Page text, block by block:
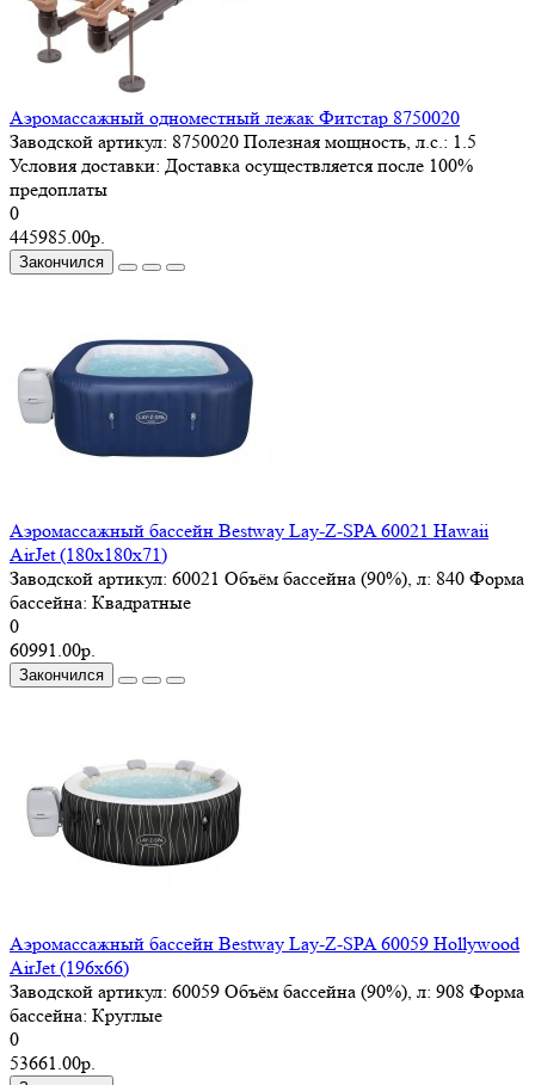
Аэромассажный одноместный лежак Фитстар 8750020
Заводской артикул: 8750020 Полезная мощность, л.с.: 1.5
Условия доставки: Доставка осуществляется после 100%
предоплаты
0
445985.00р.
Закончился
Аэромассажный бассейн Bestway Lay-Z-SPA 60021 Hawaii
AirJet (180х180х71)
Заводской артикул: 60021 Объём бассейна (90%), л: 840 Форма
басcейна: Квадратные
0
60991.00р.
Закончился
Аэромассажный бассейн Bestway Lay-Z-SPA 60059 Hollywood
AirJet (196х66)
Заводской артикул: 60059 Объём бассейна (90%), л: 908 Форма
басcейна: Круглые
0
53661.00р.